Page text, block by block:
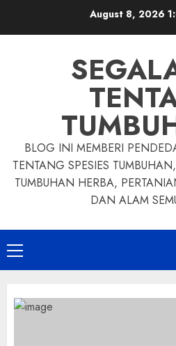
August 8, 2026
BLOG INI MEMBERI
TENTANG SPESIES
TUMBUHAN HERBA,
DAN ALAM
Primary
Menu